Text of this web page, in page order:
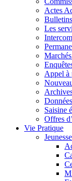
Actes
Les
Appel à
Saisine
Offres
Vie Pratique